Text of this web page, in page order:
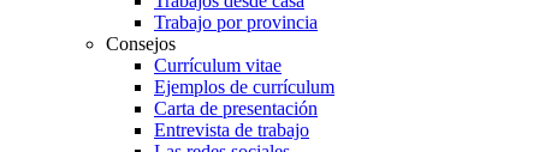
Trabajo por provincia
Consejos
Currículum vitae
Ejemplos de currículum
Carta de presentación
Entrevista de trabajo